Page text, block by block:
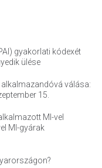
gyakorlati kódexét
ülése
válása:
15.
MI-vel
MI-gyárak